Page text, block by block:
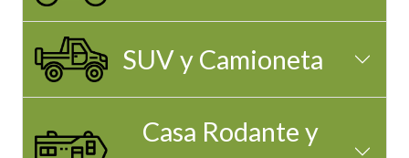
SUV y Camioneta
Casa Rodante y